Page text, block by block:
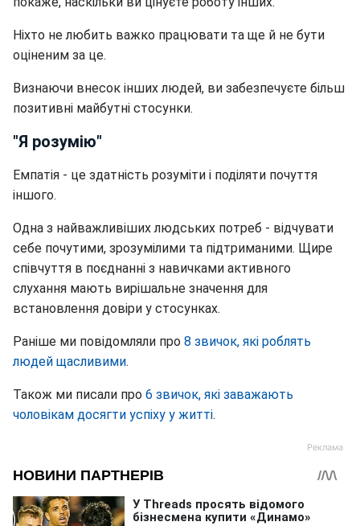
Ніхто не любить важко працювати та ще й не бути
оціненим за це.
Визнаючи внесок інших людей, ви забезпечуєте більш
позитивні майбутні стосунки.
"Я розумію"
Емпатія - це здатність розуміти і поділяти почуття
іншого.
Одна з найважливіших людських потреб - відчувати
себе почутими, зрозумілими та підтриманими. Щире
співчуття в поєднанні з навичками активного
слухання мають вирішальне значення для
встановлення довіри у стосунках.
Раніше ми повідомляли про 8 звичок, які роблять
людей щасливими.
Також ми писали про 6 звичок, які заважають
чоловікам досягти успіху у житті.